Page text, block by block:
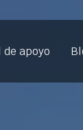
apoyo